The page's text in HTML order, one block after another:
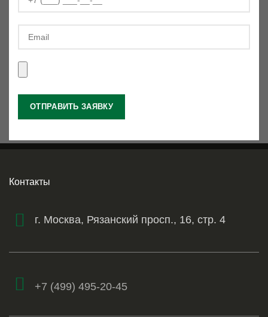
Контакты
г. Москва, Рязанский просп., 16, стр. 4
+7 (499) 495-20-45